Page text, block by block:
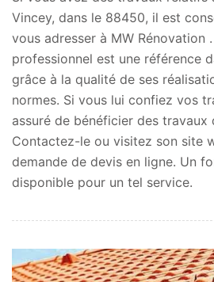
Vincey, dans le 88450, il est
vous adresser à MW Rénovation
professionnel est une référence
grâce à la qualité de ses
normes. Si vous lui confiez vos
assuré de bénéficier des travaux
Contactez-le ou visitez son site
demande de devis en ligne. Un
disponible pour un tel service.